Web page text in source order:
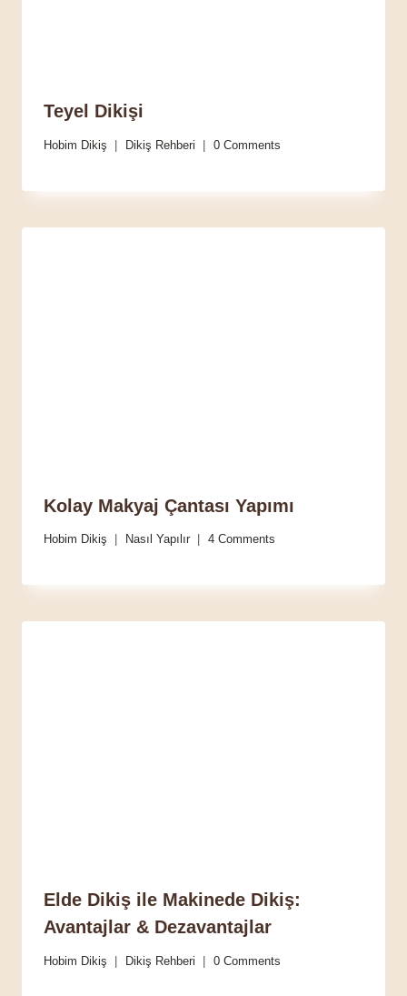
Teyel Dikişi
Hobim Dikiş Dikiş Rehberi 0 Comments
Kolay Makyaj Çantası Yapımı
Hobim Dikiş Nasıl Yapılır 4 Comments
Elde Dikiş ile Makinede Dikiş:
Avantajlar & Dezavantajlar
Hobim Dikiş Dikiş Rehberi 0 Comments